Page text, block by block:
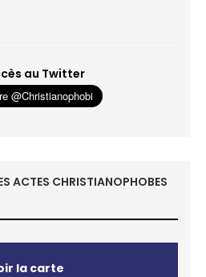
au Twitter
ACTES CHRISTIANOPHOBES
la carte